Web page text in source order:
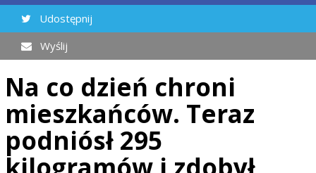
Udostępnij
Wyślij
Na co dzień chroni
mieszkańców. Teraz
podniósł 295